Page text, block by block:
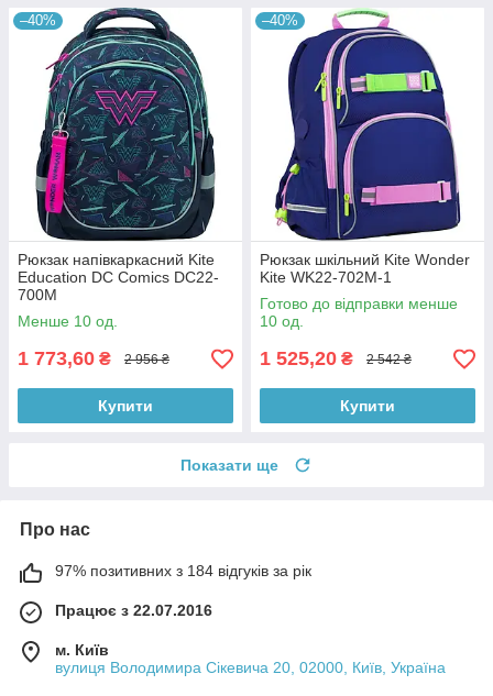
–40%
Рюкзак напівкаркасний Kite
Education DC Comics DC22-
700M
Менше 10 од.
1 773,60 ₴ 2 956 ₴
Купити
–40%
Рюкзак шкільний Kite Wonder
Kite WK22-702M-1
Готово до відправки менше
10 од.
1 525,20 ₴ 2 542 ₴
Купити
Показати ще
Про нас
97% позитивних з 184 відгуків за рік
Працює з 22.07.2016
м. Київ
вулиця Володимира Сікевича 20, 02000, Київ, Україна